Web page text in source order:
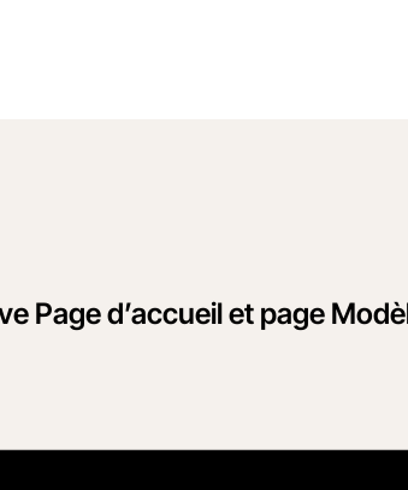
Page d’accueil et page